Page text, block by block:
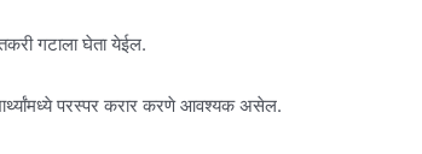
गटाला घेता येईल.
परस्पर करार करणे आवश्यक असेल.